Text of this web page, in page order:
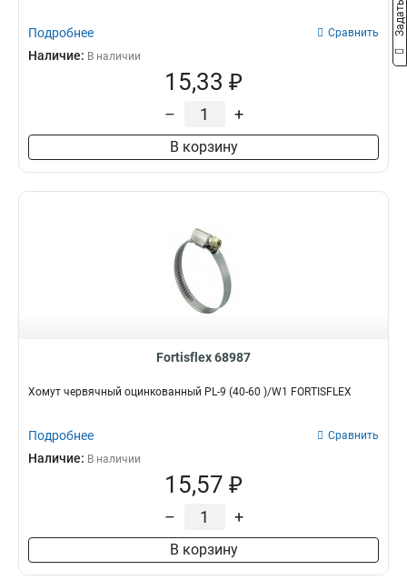
Подробнее Сравнить
Наличие: В наличии
15,33 ₽
– +
В корзину
Fortisflex 68987
Хомут червячный оцинкованный PL-9 (40-60 )/W1 FORTISFLEX
Подробнее Сравнить
Наличие: В наличии
15,57 ₽
– +
В корзину